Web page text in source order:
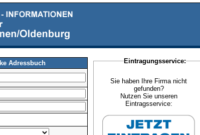
Adressbuch
Eintragungsservice:
Sie haben Ihre Firma nicht
gefunden?
Nutzen Sie unseren
Eintragsservice: